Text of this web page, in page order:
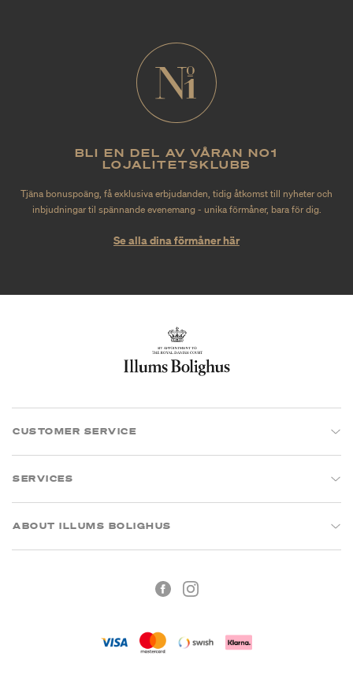
BLI EN DEL AV VÅRAN NO1
LOJALITETSKLUBB
Tjäna bonuspoäng, få exklusiva erbjudanden, tidig åtkomst till nyheter och
inbjudningar til spännande evenemang - unika förmåner, bara för dig.
Se alla dina förmåner här
CUSTOMER SERVICE
SERVICES
ABOUT ILLUMS BOLIGHUS